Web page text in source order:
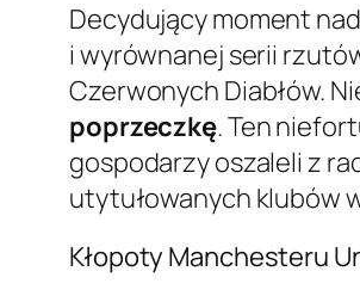
Decydujący moment
i wyrównanej serii
Czerwonych Diabłów.
poprzeczkę. Ten
gospodarzy oszaleli z
utytułowanych klubów
Kłopoty Manchesteru